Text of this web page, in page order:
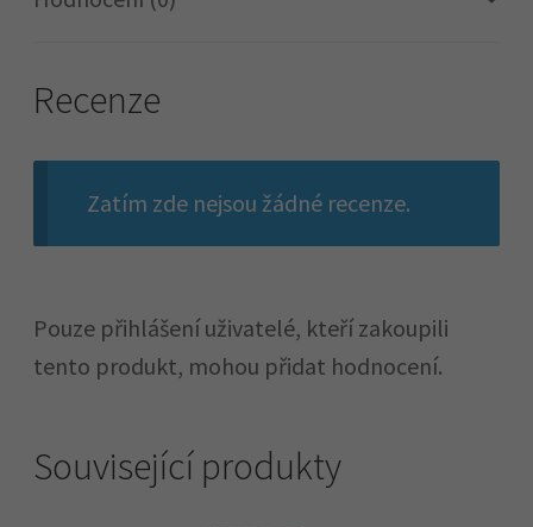
Recenze
Zatím zde nejsou žádné recenze.
Pouze přihlášení uživatelé, kteří zakoupili
tento produkt, mohou přidat hodnocení.
Související produkty